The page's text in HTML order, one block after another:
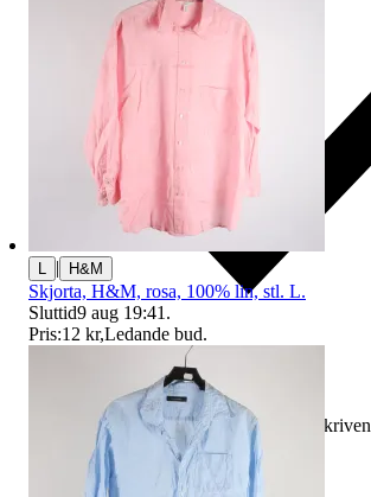
Ersättning om varan inte är som beskriven
| H&M
Skjorta, H&M, rosa, 100% lin, stl. L.
Sluttid9 aug 19:41 .
Pris:12 kr,Ledande bud.